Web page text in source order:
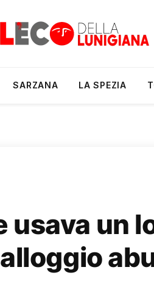
SARZANA LA SPEZIA
usava un